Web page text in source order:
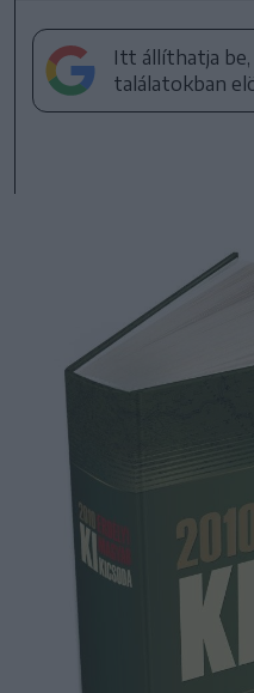
Itt állíthatja be,
találatokban